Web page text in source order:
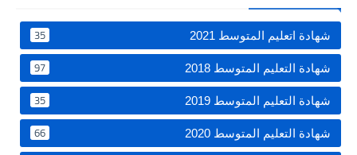
شهادة اتعليم المتوسط 2021 35
شهادة التعليم المتوسط 2018 97
شهادة التعليم المتوسط 2019 35
شهادة التعليم المتوسط 2020 66